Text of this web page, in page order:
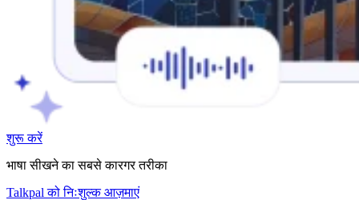
शुरू करें
भाषा सीखने का सबसे कारगर तरीका
Talkpal को निःशुल्क आज़माएं